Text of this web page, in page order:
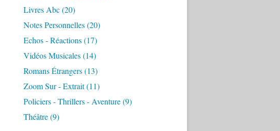
Livres Abc(20)
Notes Personnelles(20)
Echos - Réactions(17)
Vidéos Musicales(14)
Romans Étrangers(13)
Zoom Sur - Extrait(11)
Policiers - Thrillers - Aventure(9)
Théâtre(9)